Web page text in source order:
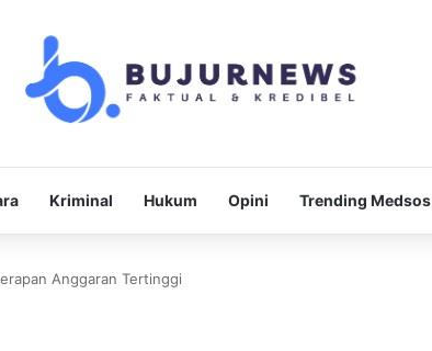
Kriminal Hukum Opini Trending Medsos
Anggaran Tertinggi